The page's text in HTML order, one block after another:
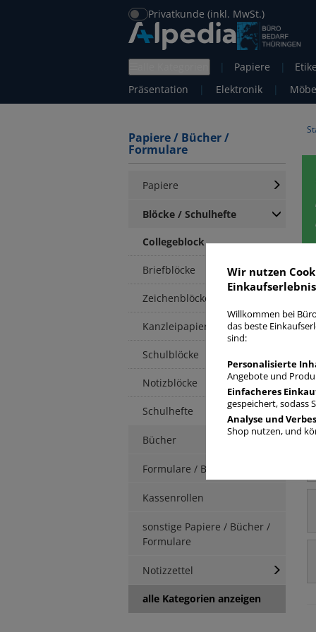
Privatkunde (inkl. MwSt.)
| Papiere |
Präsentation
| Elektronik |
Papiere / Bücher /
Formulare
Papiere
Blöcke / Schulhefte
Collegeblock
Briefblöcke
Zeichenblöcke
Kanzleipapier
Schulblöcke
Notizblöcke
Schulhefte
Bücher
Formulare / Berichte
Kassenrollen
sonstige Papiere / Bücher /
Formulare
Notizzettel
alle Kategorien anzeigen
Wir nutzen
Willkommen bei
das beste
sind:
Personalisierte
Angebote und
Einfacheres
gespeichert, sodass
Analyse und
Shop nutzen, und